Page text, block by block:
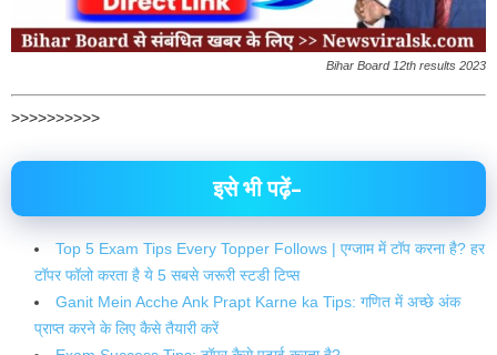
Bihar Board 12th results 2023
>>>>>>>>>>
इसे भी पढ़ें–
Top 5 Exam Tips Every Topper Follows | एग्जाम में टॉप करना है? हर
टॉपर फॉलो करता है ये 5 सबसे जरूरी स्टडी टिप्स
Ganit Mein Acche Ank Prapt Karne ka Tips: गणित में अच्छे अंक
प्राप्त करने के लिए कैसे तैयारी करें